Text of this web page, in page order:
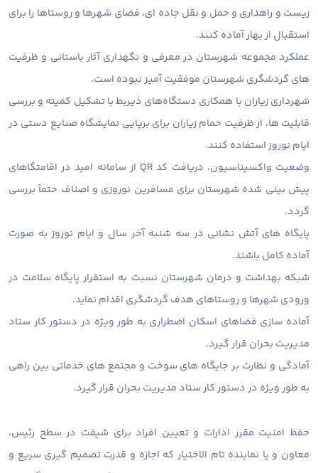
زیست و راهداری و حمل و نقل جاده ای، فضای شهرها و روستاها را برای
استقبال از بهار آماده کنند.
عملکرد مجموعه شهرستان در معرفی و نگهداری آثار باستانی و ظرفیت
های گردشگری شهرستان موفقیت آمیز نبوده است.
شهرداری زیاران با همکاری دستگاه‌های ذیربط با تشکیل کمیته و بررسی
قابلیت ها، از ظرفیت حمام زیاران برای برپایی نمایشگاه صنایع دستی در
ایام نوروز استفاده کنند.
وضعیت واکسیناسیون، دریافت کد QR از سامانه امید در اقامتگاهای
پیش بینی شده شهرستان برای مسافرین نوروزی و اصناف حتماً بررسی
گردد.
پایگاه های آتش نشانی در سه شنبه آخر سال و ایام نوروز به صورت
آماده کامل باشند.
شبکه بهداشت و درمان شهرستان نسبت به استقرار پایگاه سلامت در
ورودی شهرها و روستاهای هدف گردشگری اقدام نماید.
آماده سازی فضاهای اسکان اضطراری به طور ویژه در دستور کار ستاد
مدیریت بحران قرار گیرد.
آمادگی و نظارت بر جایگاه های سوخت و مجتمع های خدماتی بین راهی
به طور ویژه در دستور کار ستاد مدیریت بحران قرار گیرد.
حفظ امنیت مقرر ادارات و تعیین افراد برای شیفت در سطح رئیس،
معاون و یا نماینده تام الاختیار که اجازه و قدرت تصمیم گیری سریع و